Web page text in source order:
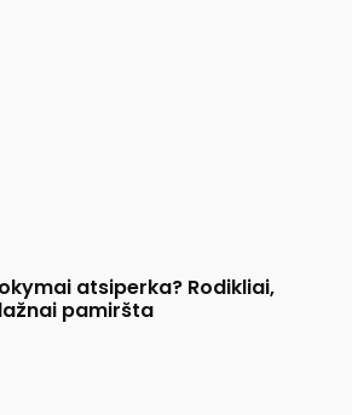
atsiperka? Rodikliai,
pamiršta